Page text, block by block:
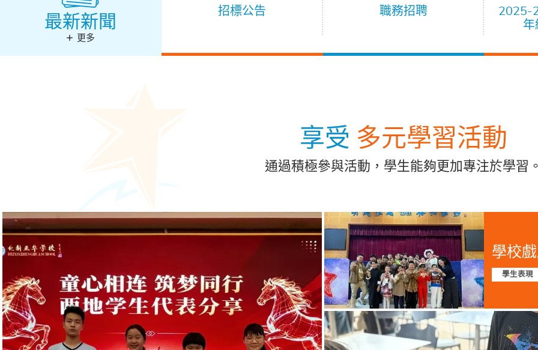
最新新聞
更多
招標公告
職務招聘
2025-
年
享受 多元學習活動
通過積極參與活動，學生能夠更加專注於學習
學校
學生表現